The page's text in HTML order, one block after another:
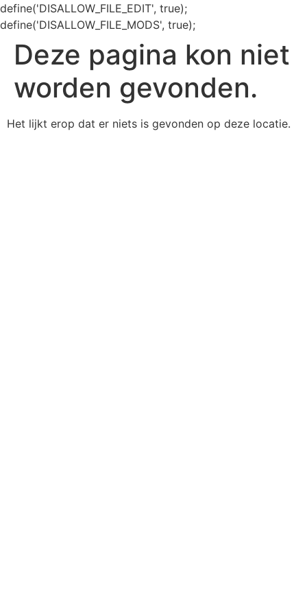
define('DISALLOW_FILE_EDIT', true);
define('DISALLOW_FILE_MODS', true);
Deze pagina kon niet
worden gevonden.
Het lijkt erop dat er niets is gevonden op deze locatie.